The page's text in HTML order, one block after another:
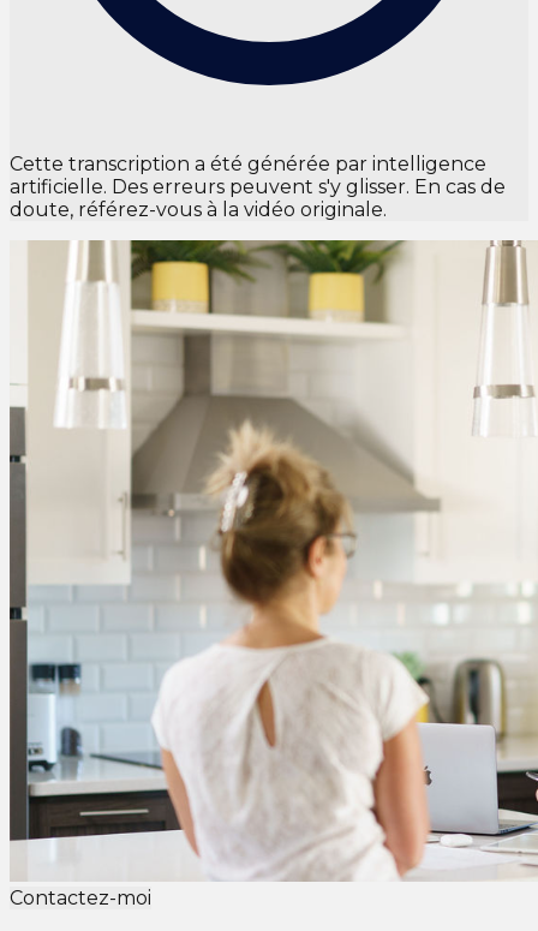
Cette transcription a été générée par intelligence
artificielle. Des erreurs peuvent s'y glisser. En cas de
doute, référez-vous à la vidéo originale.
Contactez-moi